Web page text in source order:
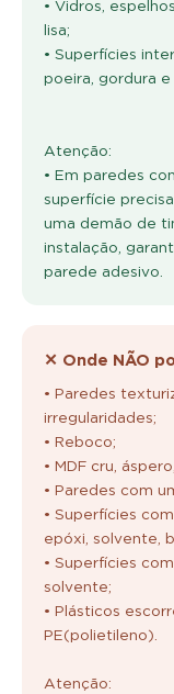
• Vidros,
lisa;
• Superfícies
poeira, gordura e
Atenção:
• Em paredes
superfície
uma demão de
instalação,
parede adesivo.
✕ Onde NÃO
• Paredes
irregularidades;
• Reboco;
• MDF cru,
• Paredes com
• Superfícies
epóxi, solvente,
• Superfícies
solvente;
• Plásticos
PE(polietileno).
Atenção: